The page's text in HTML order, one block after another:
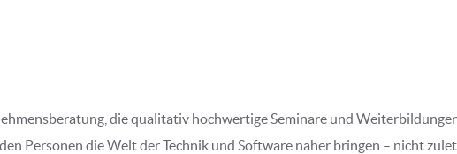
die qualitativ hochwertige Seminare und
Personen die Welt der Technik und Software näher bringen – nicht